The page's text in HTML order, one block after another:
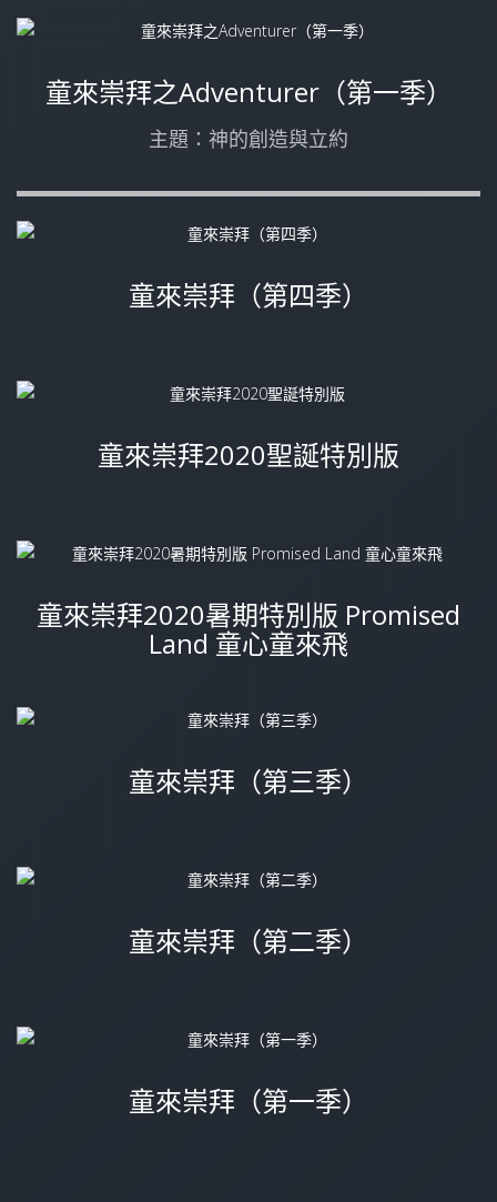
童來崇拜之Adventurer（第一季）
主題：神的創造與立約
童來崇拜（第四季）
童來崇拜2020聖誕特別版
童來崇拜2020暑期特別版 Promised
Land 童心童來飛
童來崇拜（第三季）
童來崇拜（第二季）
童來崇拜（第一季）